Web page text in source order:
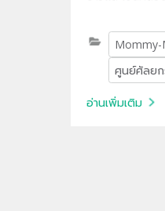
Mommy-
ศูนย์ศัลย
อ่านเพิ่มเติม